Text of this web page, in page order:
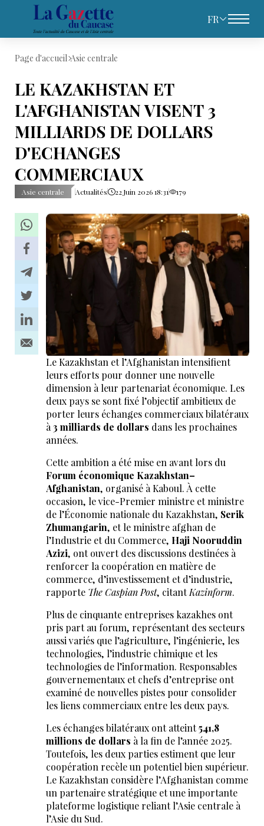
FR
Page d'accueil Asie centrale
LE KAZAKHSTAN ET
L'AFGHANISTAN VISENT 3
MILLIARDS DE DOLLARS
D'ECHANGES
COMMERCIAUX
Asie centrale Actualités 22 Juin 2026 18:31 179
Le Kazakhstan et l’Afghanistan intensifient
leurs efforts pour donner une nouvelle
dimension à leur partenariat économique. Les
deux pays se sont fixé l’objectif ambitieux de
porter leurs échanges commerciaux bilatéraux
à3 milliards de dollars dans les prochaines
années.
Cette ambition a été mise en avant lors du
Forum économique Kazakhstan–
Afghanistan, organisé à Kaboul. À cette
occasion, le vice-Premier ministre et ministre
de l’Économie nationale du Kazakhstan, Serik
Zhumangarin, et le ministre afghan de
l’Industrie et du Commerce, Haji Nooruddin
Azizi, ont ouvert des discussions destinées à
renforcer la coopération en matière de
commerce, d’investissement et d’industrie,
rapporte The Caspian Post, citantKazinform.
Plus de cinquante entreprises kazakhes ont
pris part au forum, représentant des secteurs
aussi variés que l’agriculture, l’ingénierie, les
technologies, l’industrie chimique et les
technologies de l’information. Responsables
gouvernementaux et chefs d’entreprise ont
examiné de nouvelles pistes pour consolider
les liens commerciaux entre les deux pays.
Les échanges bilatéraux ont atteint541,8
millions de dollars à la fin de l’année 2025.
Toutefois, les deux parties estiment que leur
coopération recèle un potentiel bien supérieur.
Le Kazakhstan considère l’Afghanistan comme
un partenaire stratégique et une importante
plateforme logistique reliant l’Asie centrale à
l’Asie du Sud.